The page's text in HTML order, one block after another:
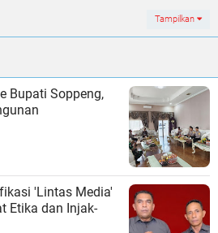
Tampilkan
Bupati Soppeng,
'Lintas Media'
dan Injak-